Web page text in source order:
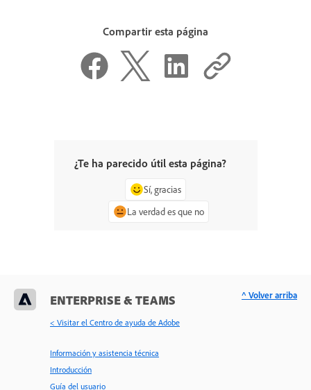
Compartir esta página
¿Te ha parecido útil esta página?
Sí, gracias
La verdad es que no
ENTERPRISE & TEAMS
< Visitar el Centro de ayuda de Adobe
Información y asistencia técnica
Introducción
Guía del usuario
^ Volver arriba